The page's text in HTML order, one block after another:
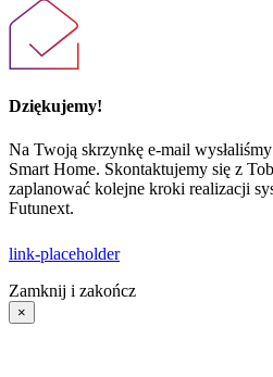
Dziękujemy!
Na Twoją skrzynkę e-mail
Smart Home. Skontaktujemy się z
zaplanować kolejne kroki realizacji
Futunext.
link-placeholder
Zamknij i zakończ
×